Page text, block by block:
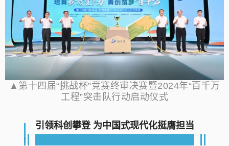
▲第十四届“挑战杯”竞赛终审决赛暨2024年“百千万
工程”突击队行动启动仪式
=
引领科创攀登 为中国式现代化挺膺担当